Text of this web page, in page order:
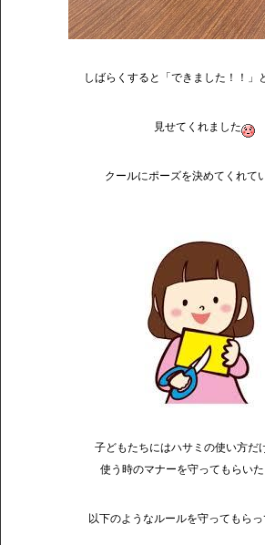
しばらくすると「できました！！」
見せてくれました
クールにポーズを決めてくれて
子どもたちにはハサミの使い方だ
使う時のマナーを守ってもらい
以下のようなルールを守ってもら